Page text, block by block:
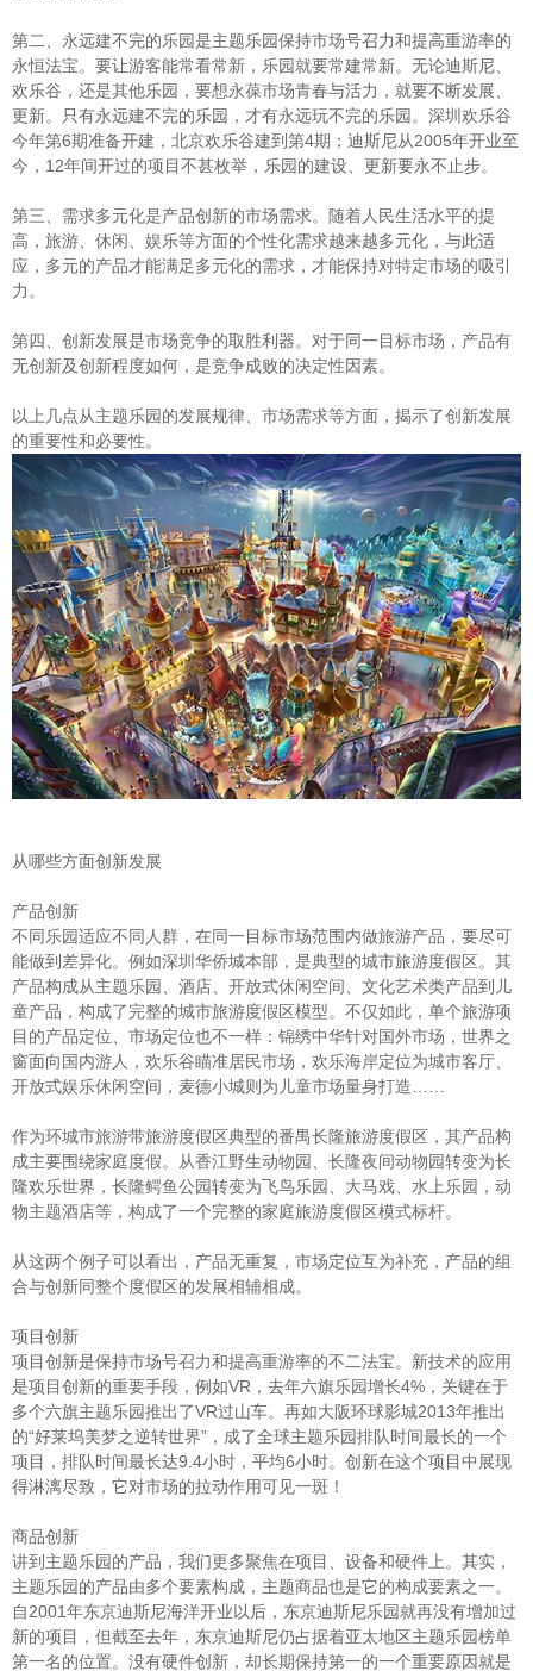
第二、永远建不完的乐园是主题乐园保持市场号召力和提高重游率的
永恒法宝。要让游客能常看常新，乐园就要常建常新。无论迪斯尼、
欢乐谷，还是其他乐园，要想永葆市场青春与活力，就要不断发展、
更新。只有永远建不完的乐园，才有永远玩不完的乐园。深圳欢乐谷
今年第6期准备开建，北京欢乐谷建到第4期；迪斯尼从2005年开业至
今，12年间开过的项目不甚枚举，乐园的建设、更新要永不止步。
第三、需求多元化是产品创新的市场需求。随着人民生活水平的提
高，旅游、休闲、娱乐等方面的个性化需求越来越多元化，与此适
应，多元的产品才能满足多元化的需求，才能保持对特定市场的吸引
力。
第四、创新发展是市场竞争的取胜利器。对于同一目标市场，产品有
无创新及创新程度如何，是竞争成败的决定性因素。
以上几点从主题乐园的发展规律、市场需求等方面，揭示了创新发展
的重要性和必要性。
从哪些方面创新发展
产品创新
不同乐园适应不同人群，在同一目标市场范围内做旅游产品，要尽可
能做到差异化。例如深圳华侨城本部，是典型的城市旅游度假区。其
产品构成从主题乐园、酒店、开放式休闲空间、文化艺术类产品到儿
童产品，构成了完整的城市旅游度假区模型。不仅如此，单个旅游项
目的产品定位、市场定位也不一样：锦绣中华针对国外市场，世界之
窗面向国内游人，欢乐谷瞄准居民市场，欢乐海岸定位为城市客厅、
开放式娱乐休闲空间，麦德小城则为儿童市场量身打造……
作为环城市旅游带旅游度假区典型的番禺长隆旅游度假区，其产品构
成主要围绕家庭度假。从香江野生动物园、长隆夜间动物园转变为长
隆欢乐世界，长隆鳄鱼公园转变为飞鸟乐园、大马戏、水上乐园，动
物主题酒店等，构成了一个完整的家庭旅游度假区模式标杆。
从这两个例子可以看出，产品无重复，市场定位互为补充，产品的组
合与创新同整个度假区的发展相辅相成。
项目创新
项目创新是保持市场号召力和提高重游率的不二法宝。新技术的应用
是项目创新的重要手段，例如VR，去年六旗乐园增长4%，关键在于
多个六旗主题乐园推出了VR过山车。再如大阪环球影城2013年推出
的“好莱坞美梦之逆转世界”，成了全球主题乐园排队时间最长的一个
项目，排队时间最长达9.4小时，平均6小时。创新在这个项目中展现
得淋漓尽致，它对市场的拉动作用可见一斑！
商品创新
讲到主题乐园的产品，我们更多聚焦在项目、设备和硬件上。其实，
主题乐园的产品由多个要素构成，主题商品也是它的构成要素之一。
自2001年东京迪斯尼海洋开业以后，东京迪斯尼乐园就再没有增加过
新的项目，但截至去年，东京迪斯尼仍占据着亚太地区主题乐园榜单
第一名的位置。没有硬件创新，却长期保持第一的一个重要原因就是